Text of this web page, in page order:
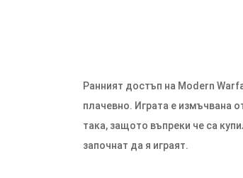
Ранният достъп на Modern
плачевно. Играта е измъчвана
така, защото въпреки че са
започнат да я играят.